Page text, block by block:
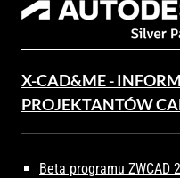
X-CAD&ME -
PROJEKTANTÓW
Beta programu ZWCAD